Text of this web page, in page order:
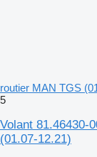
routier MAN TGS
5
Volant 81.46430-
(01.07-12.21)